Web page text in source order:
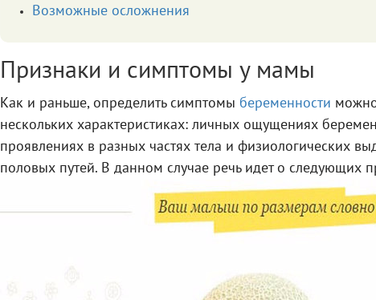
Возможные осложнения
Признаки и симптомы у мамы
Как и раньше, определить симптомы беременности
нескольких характеристиках: личных ощущениях
проявлениях в разных частях тела и физиологических
половых путей. В данном случае речь идет о следующих